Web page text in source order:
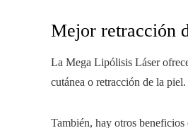
Mejor retracción
La Mega Lipólisis Láser
cutánea o retracción de la piel.
También, hay otros beneficios